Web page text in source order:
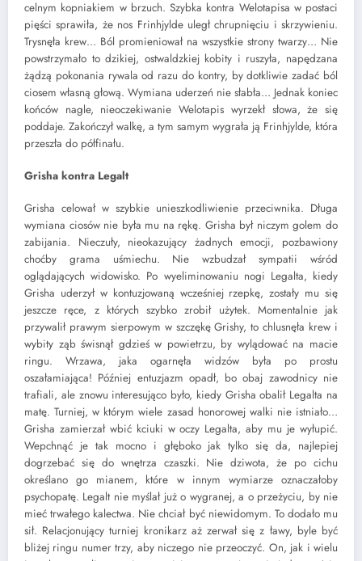
celnym kopniakiem w brzuch. Szybka kontra Welotapisa w postaci
pięści sprawiła, że nos Frinhjylde uległ chrupnięciu i skrzywieniu.
Trysnęła krew… Ból promieniował na wszystkie strony twarzy… Nie
powstrzymało to dzikiej, ostwaldzkiej kobity i ruszyła, napędzana
żądzą pokonania rywala od razu do kontry, by dotkliwie zadać ból
ciosem własną głową. Wymiana uderzeń nie słabła… Jednak koniec
końców nagle, nieoczekiwanie Welotapis wyrzekł słowa, że się
poddaje. Zakończył walkę, a tym samym wygrała ją Frinhjylde, która
przeszła do półfinału.
Grisha kontra Legalt
Grisha celował w szybkie unieszkodliwienie przeciwnika. Długa
wymiana ciosów nie była mu na rękę. Grisha był niczym golem do
zabijania. Nieczuły, nieokazujący żadnych emocji, pozbawiony
choćby grama uśmiechu. Nie wzbudzał sympatii wśród
oglądających widowisko. Po wyeliminowaniu nogi Legalta, kiedy
Grisha uderzył w kontuzjowaną wcześniej rzepkę, zostały mu się
jeszcze ręce, z których szybko zrobił użytek. Momentalnie jak
przywalił prawym sierpowym w szczękę Grishy, to chlusnęła krew i
wybity ząb świsnął gdzieś w powietrzu, by wylądować na macie
ringu. Wrzawa, jaka ogarnęła widzów była po prostu
oszałamiająca! Później entuzjazm opadł, bo obaj zawodnicy nie
trafiali, ale znowu interesująco było, kiedy Grisha obalił Legalta na
matę. Turniej, w którym wiele zasad honorowej walki nie istniało…
Grisha zamierzał wbić kciuki w oczy Legalta, aby mu je wyłupić.
Wepchnąć je tak mocno i głęboko jak tylko się da, najlepiej
dogrzebać się do wnętrza czaszki. Nie dziwota, że po cichu
określano go mianem, które w innym wymiarze oznaczałoby
psychopatę. Legalt nie myślał już o wygranej, a o przeżyciu, by nie
mieć trwałego kalectwa. Nie chciał być niewidomym. To dodało mu
sił. Relacjonujący turniej kronikarz aż zerwał się z ławy, byle być
bliżej ringu numer trzy, aby niczego nie przeoczyć. On, jak i wielu